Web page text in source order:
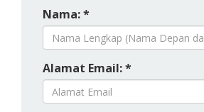
Nama: *
Alamat Email: *